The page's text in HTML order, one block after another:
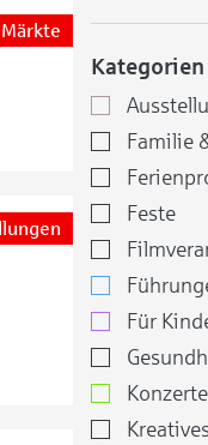
Märkte
Kategorien
Familie
Feste
Für
Konzerte